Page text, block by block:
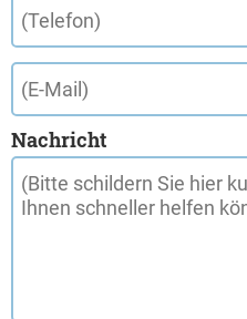
Nachricht